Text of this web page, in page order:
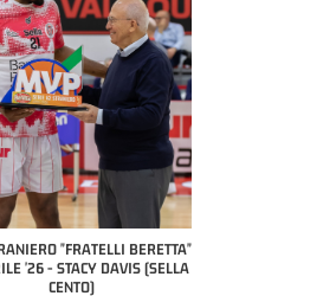
MVP "FRATELLI BERETTA" SAMUEL
DILAS B NAZIONALE APRILE '26 -
MARCO RESTELLI (TAV TREVIGLIO